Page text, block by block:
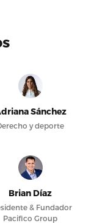
Sánchez
y deporte
Brian Díaz
& Fundador
Pacifico Group